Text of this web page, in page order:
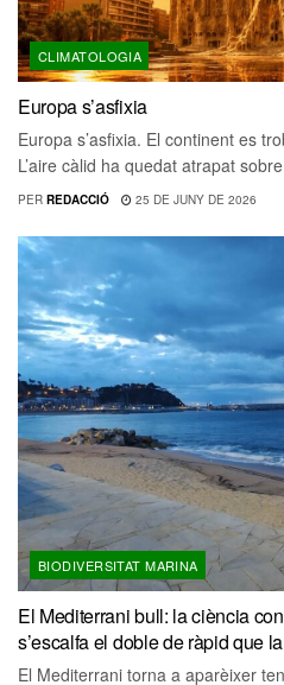
CLIMATOLOGIA
Europa s’asfixia
Europa s’asfixia. El continent es
L’aire càlid ha quedat atrapat
PER REDACCIÓ 25 DE JUNY DE 2026
BIODIVERSITAT MARINA
El Mediterrani bull: la ciència
s’escalfa el doble de ràpid que
El Mediterrani torna a aparèixer